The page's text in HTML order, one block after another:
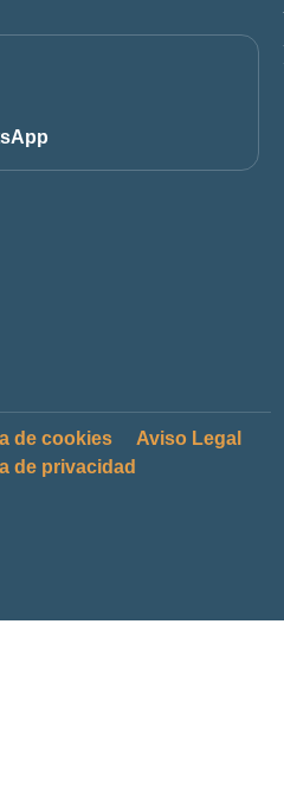
de cookies
Aviso Legal
de privacidad